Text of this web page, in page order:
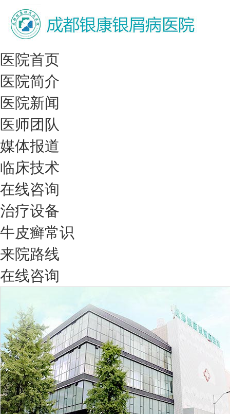
医院首页
医院简介
医院新闻
医师团队
媒体报道
临床技术
在线咨询
治疗设备
牛皮癣常识
来院路线
在线咨询